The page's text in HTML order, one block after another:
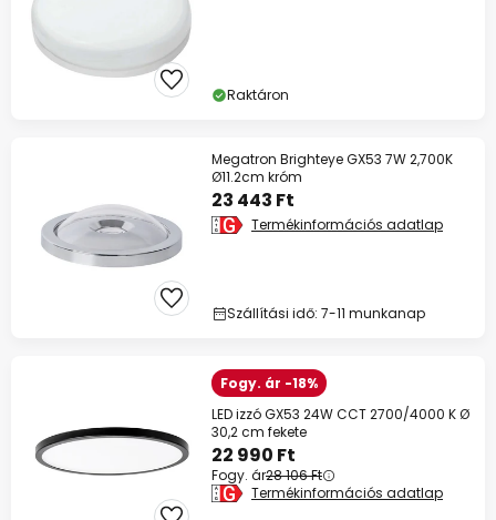
Raktáron
Megatron Brighteye GX53 7W 2,700K
Ø11.2cm króm
23 443 Ft
Termékinformációs adatlap
Szállítási idő: 7-11 munkanap
Fogy. ár -18%
LED izzó GX53 24W CCT 2700/4000 K Ø
30,2 cm fekete
22 990 Ft
Fogy. ár28 106 Ft
Termékinformációs adatlap